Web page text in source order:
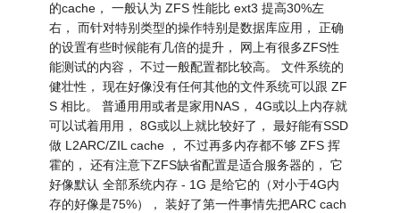
的cache， 一般认为 ZFS 性能比 ext3 提高30%左
右， 而针对特别类型的操作特别是数据库应用， 正确
的设置有些时候能有几倍的提升， 网上有很多ZFS性
能测试的内容， 不过一般配置都比较高。 文件系统的
健壮性， 现在好像没有任何其他的文件系统可以跟 ZF
S 相比。 普通用用或者是家用NAS， 4G或以上内存就
可以试着用用， 8G或以上就比较好了， 最好能有SSD
做 L2ARC/ZIL cache ， 不过再多内存都不够 ZFS 挥
霍的， 还有注意下ZFS缺省配置是适合服务器的， 它
好像默认 全部系统内存 - 1G 是给它的（对小于4G内
存的好像是75%）， 装好了第一件事情先把ARC cach